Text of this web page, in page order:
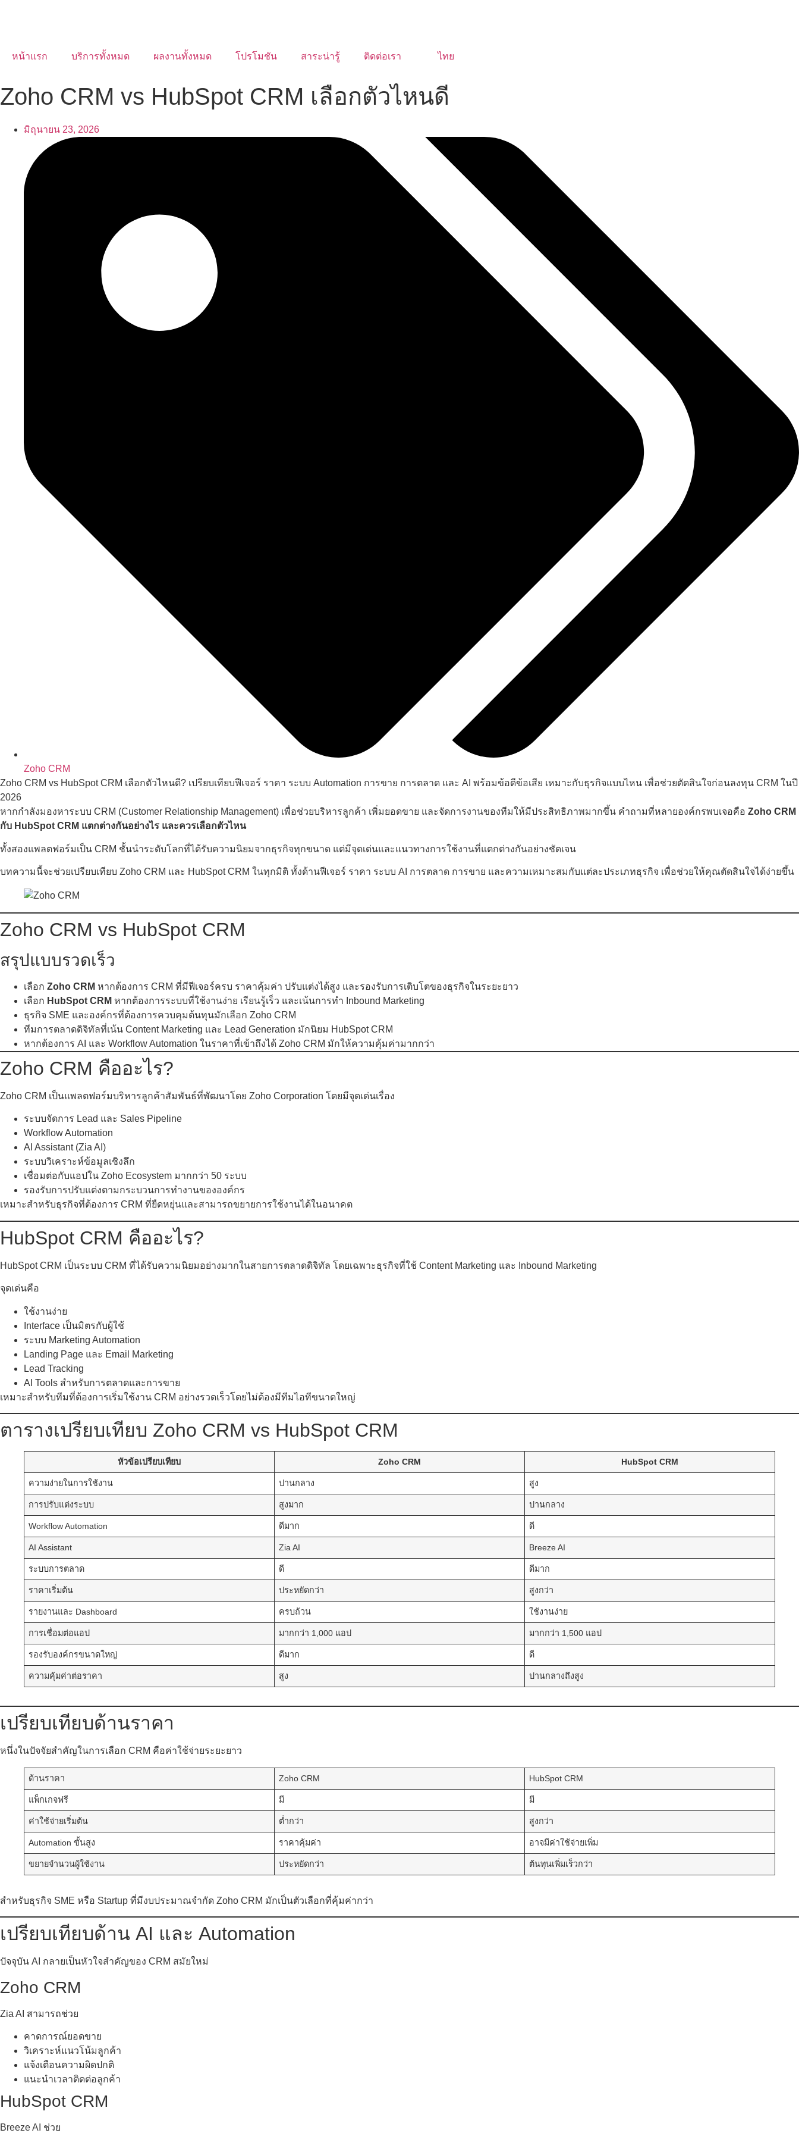
หน้าแรก บริการทั้งหมด ผลงานทั้งหมด โปรโมชัน สาระน่ารู้ ติดต่อเรา ไทย
Zoho CRM vs HubSpot CRM เลือกตัวไหนดี
มิถุนายน 23, 2026
Zoho CRM
Zoho CRM vs HubSpot CRM เลือกตัวไหนดี? เปรียบเทียบฟีเจอร์ ราคา ระบบ Automation การขาย การตลาด และ AI พร้อมข้อดีข้อเสีย เหมาะกับธุรกิจแบบไหน เพื่อช่วยตัดสินใจก่อนลงทุน CRM ในปี
2026
หากกำลังมองหาระบบ CRM (Customer Relationship Management) เพื่อช่วยบริหารลูกค้า เพิ่มยอดขาย และจัดการงานของทีมให้มีประสิทธิภาพมากขึ้น คำถามที่หลายองค์กรพบเจอคือ Zoho CRM
กับ HubSpot CRM แตกต่างกันอย่างไร และควรเลือกตัวไหน
ทั้งสองแพลตฟอร์มเป็น CRM ชั้นนำระดับโลกที่ได้รับความนิยมจากธุรกิจทุกขนาด แต่มีจุดเด่นและแนวทางการใช้งานที่แตกต่างกันอย่างชัดเจน
บทความนี้จะช่วยเปรียบเทียบ Zoho CRM และ HubSpot CRM ในทุกมิติ ทั้งด้านฟีเจอร์ ราคา ระบบ AI การตลาด การขาย และความเหมาะสมกับแต่ละประเภทธุรกิจ เพื่อช่วยให้คุณตัดสินใจได้ง่ายขึ้น
Zoho CRM vs HubSpot CRM
สรุปแบบรวดเร็ว
เลือก Zoho CRM หากต้องการ CRM ที่มีฟีเจอร์ครบ ราคาคุ้มค่า ปรับแต่งได้สูง และรองรับการเติบโตของธุรกิจในระยะยาว
เลือก HubSpot CRM หากต้องการระบบที่ใช้งานง่าย เรียนรู้เร็ว และเน้นการทำ Inbound Marketing
ธุรกิจ SME และองค์กรที่ต้องการควบคุมต้นทุนมักเลือก Zoho CRM
ทีมการตลาดดิจิทัลที่เน้น Content Marketing และ Lead Generation มักนิยม HubSpot CRM
หากต้องการ AI และ Workflow Automation ในราคาที่เข้าถึงได้ Zoho CRM มักให้ความคุ้มค่ามากกว่า
Zoho CRM คืออะไร?
Zoho CRM เป็นแพลตฟอร์มบริหารลูกค้าสัมพันธ์ที่พัฒนาโดย Zoho Corporation โดยมีจุดเด่นเรื่อง
ระบบจัดการ Lead และ Sales Pipeline
Workflow Automation
AI Assistant (Zia AI)
ระบบวิเคราะห์ข้อมูลเชิงลึก
เชื่อมต่อกับแอปใน Zoho Ecosystem มากกว่า 50 ระบบ
รองรับการปรับแต่งตามกระบวนการทำงานขององค์กร
เหมาะสำหรับธุรกิจที่ต้องการ CRM ที่ยืดหยุ่นและสามารถขยายการใช้งานได้ในอนาคต
HubSpot CRM คืออะไร?
HubSpot CRM เป็นระบบ CRM ที่ได้รับความนิยมอย่างมากในสายการตลาดดิจิทัล โดยเฉพาะธุรกิจที่ใช้ Content Marketing และ Inbound Marketing
จุดเด่นคือ
ใช้งานง่าย
Interface เป็นมิตรกับผู้ใช้
ระบบ Marketing Automation
Landing Page และ Email Marketing
Lead Tracking
AI Tools สำหรับการตลาดและการขาย
เหมาะสำหรับทีมที่ต้องการเริ่มใช้งาน CRM อย่างรวดเร็วโดยไม่ต้องมีทีมไอทีขนาดใหญ่
ตารางเปรียบเทียบ Zoho CRM vs HubSpot CRM
หัวข้อเปรียบเทียบ Zoho CRM HubSpot CRM
ความง่ายในการใช้งาน ปานกลาง สูง
การปรับแต่งระบบ สูงมาก ปานกลาง
Workflow Automation ดีมาก ดี
AI Assistant Zia AI Breeze AI
ระบบการตลาด ดี ดีมาก
ราคาเริ่มต้น ประหยัดกว่า สูงกว่า
รายงานและ Dashboard ครบถ้วน ใช้งานง่าย
การเชื่อมต่อแอป มากกว่า 1,000 แอป มากกว่า 1,500 แอป
รองรับองค์กรขนาดใหญ่ ดีมาก ดี
ความคุ้มค่าต่อราคา สูง ปานกลางถึงสูง
เปรียบเทียบด้านราคา
หนึ่งในปัจจัยสำคัญในการเลือก CRM คือค่าใช้จ่ายระยะยาว
ด้านราคา Zoho CRM HubSpot CRM
แพ็กเกจฟรี มี มี
ค่าใช้จ่ายเริ่มต้น ต่ำกว่า สูงกว่า
Automation ขั้นสูง ราคาคุ้มค่า อาจมีค่าใช้จ่ายเพิ่ม
ขยายจำนวนผู้ใช้งาน ประหยัดกว่า ต้นทุนเพิ่มเร็วกว่า
สำหรับธุรกิจ SME หรือ Startup ที่มีงบประมาณจำกัด Zoho CRM มักเป็นตัวเลือกที่คุ้มค่ากว่า
เปรียบเทียบด้าน AI และ Automation
ปัจจุบัน AI กลายเป็นหัวใจสำคัญของ CRM สมัยใหม่
Zoho CRM
Zia AI สามารถช่วย
คาดการณ์ยอดขาย
วิเคราะห์แนวโน้มลูกค้า
แจ้งเตือนความผิดปกติ
แนะนำเวลาติดต่อลูกค้า
HubSpot CRM
Breeze AI ช่วย